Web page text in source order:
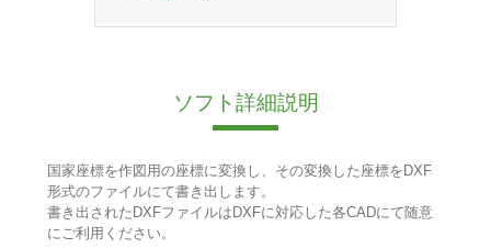
ソフト詳細説明
国家座標を作図用の座標に変換し、その変換した座標をDXF
形式のファイルにて書き出します。
書き出されたDXFファイルはDXFに対応した各CADにて随意
にご利用ください。